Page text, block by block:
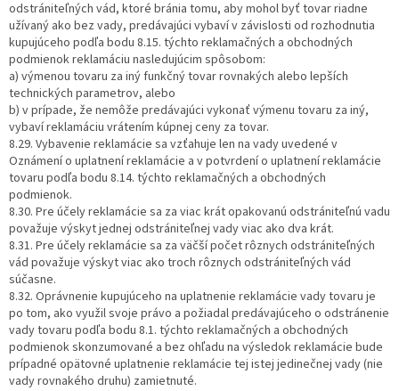
odstrániteľných vád, ktoré bránia tomu, aby mohol byť tovar riadne
užívaný ako bez vady, predávajúci vybaví v závislosti od rozhodnutia
kupujúceho podľa bodu 8.15. týchto reklamačných a obchodných
podmienok reklamáciu nasledujúcim spôsobom:
a) výmenou tovaru za iný funkčný tovar rovnakých alebo lepších
technických parametrov, alebo
b) v prípade, že nemôže predávajúci vykonať výmenu tovaru za iný,
vybaví reklamáciu vrátením kúpnej ceny za tovar.
8.29. Vybavenie reklamácie sa vzťahuje len na vady uvedené v
Oznámení o uplatnení reklamácie a v potvrdení o uplatnení reklamácie
tovaru podľa bodu 8.14. týchto reklamačných a obchodných
podmienok.
8.30. Pre účely reklamácie sa za viac krát opakovanú odstrániteľnú vadu
považuje výskyt jednej odstrániteľnej vady viac ako dva krát.
8.31. Pre účely reklamácie sa za väčší počet rôznych odstrániteľných
vád považuje výskyt viac ako troch rôznych odstrániteľných vád
súčasne.
8.32. Oprávnenie kupujúceho na uplatnenie reklamácie vady tovaru je
po tom, ako využil svoje právo a požiadal predávajúceho o odstránenie
vady tovaru podľa bodu 8.1. týchto reklamačných a obchodných
podmienok skonzumované a bez ohľadu na výsledok reklamácie bude
prípadné opätovné uplatnenie reklamácie tej istej jedinečnej vady (nie
vady rovnakého druhu) zamietnuté.